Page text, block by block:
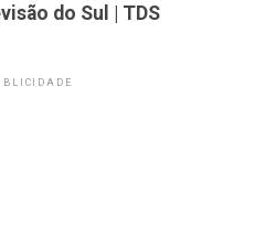
do Sul | TDS